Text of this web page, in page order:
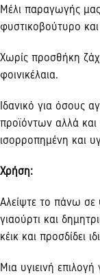
Μέλι παραγωγής
φυστικοβούτυρο
Χωρίς προσθήκη
φοινικέλαια.
Ιδανικό για όσους
προϊόντων αλλά και
ισορροπημένη και
Χρήση:
Αλείψτε το πάνω
γιαούρτι και
κέικ και προσδίδει
Μια υγιεινή επιλογή